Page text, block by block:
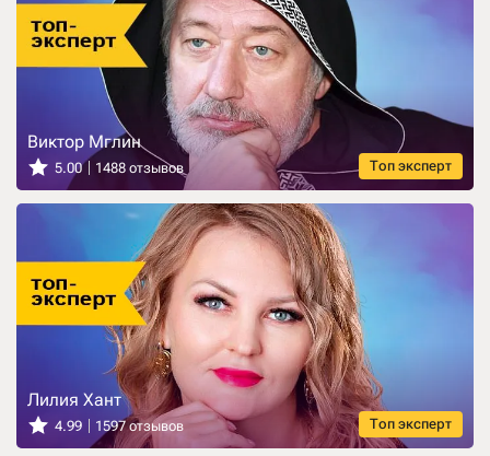
Топ эксперт
Виктор Мглин
5.00 1488 отзывов
Топ эксперт
Лилия Хант
4.99 1597 отзывов